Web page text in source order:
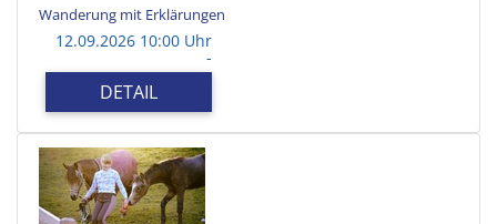
Wanderung mit Erklärungen
12.09.2026 10:00 Uhr
-
DETAIL